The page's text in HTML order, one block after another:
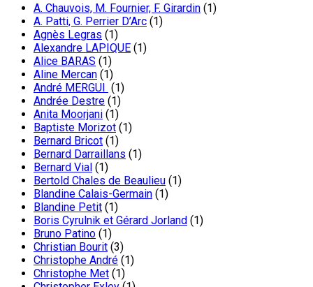
A. Chauvois, M. Fournier, F. Girardin (1)
A. Patti, G. Perrier D’Arc (1)
Agnès Legras (1)
Alexandre LAPIQUE (1)
Alice BARAS (1)
Aline Mercan (1)
André MERGUI (1)
Andrée Destre (1)
Anita Moorjani (1)
Baptiste Morizot (1)
Bernard Bricot (1)
Bernard Darraillans (1)
Bernard Vial (1)
Bertold Chales de Beaulieu (1)
Blandine Calais-Germain (1)
Blandine Petit (1)
Boris Cyrulnik et Gérard Jorland (1)
Bruno Patino (1)
Christian Bourit (3)
Christophe André (1)
Christophe Met (1)